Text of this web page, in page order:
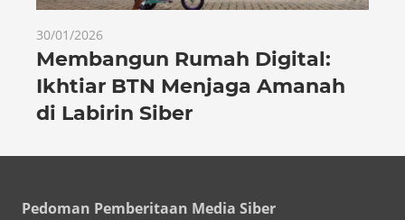
30/01/2026
Membangun Rumah Digital:
Ikhtiar BTN Menjaga Amanah
di Labirin Siber
Pedoman Pemberitaan Media Siber